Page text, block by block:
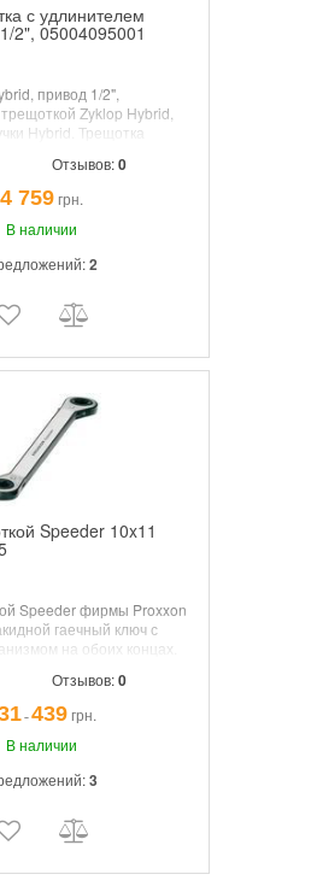
с удлинителем
2", 05004095001
привод 1/2",
Zyklop Hybrid,
Hybrid. Трещотка
и тонкой головкой
механизм зацепления на
возврата всего 5°.
Отзывов:0
4 759грн.
В наличии
2
Speeder 10x11
Speeder фирмы Proxxon
гаечный ключ с
на обоих концах.
Отзывов:0
¯439грн.
В наличии
3